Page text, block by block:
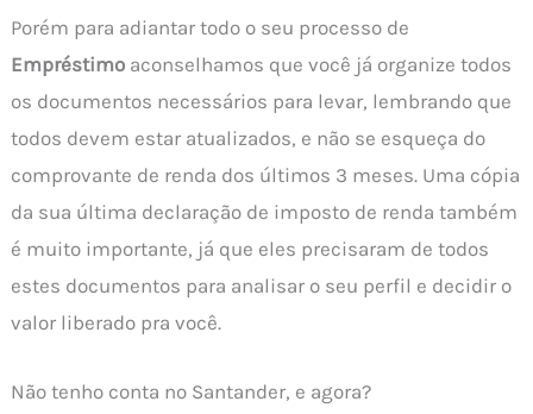
Porém para adiantar todo o seu processo de
Empréstimo aconselhamos que você já organize todos
os documentos necessários para levar, lembrando que
todos devem estar atualizados, e não se esqueça do
comprovante de renda dos últimos 3 meses. Uma cópia
da sua última declaração de imposto de renda também
é muito importante, já que eles precisaram de todos
estes documentos para analisar o seu perfil e decidir o
valor liberado pra você.
Não tenho conta no Santander, e agora?